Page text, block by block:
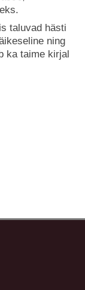
taluvad hästi
ning
ka taime kirjal